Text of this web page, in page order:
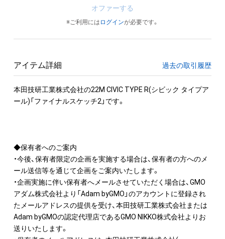
オファーする
※ご利用には ログインが必要です。
アイテム詳細 過去の取引履歴
本田技研工業株式会社の22M CIVIC TYPE R(シビック タイプア
ール)「ファイナルスケッチ2」です。
◆保有者へのご案内
・今後、保有者限定の企画を実施する場合は、保有者の方へのメ
ール送信等を通じて企画をご案内いたします。
・企画実施に伴い保有者へメールさせていただく場合は、GMO
アダム株式会社より「Adam byGMO」のアカウントに登録され
たメールアドレスの提供を受け、本田技研工業株式会社または
Adam byGMOの認定代理店であるGMO NIKKO株式会社よりお
送りいたします。